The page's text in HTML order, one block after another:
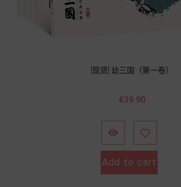
[现货] 幼三国（第一卷）
價
€39.90
 
Add to cart